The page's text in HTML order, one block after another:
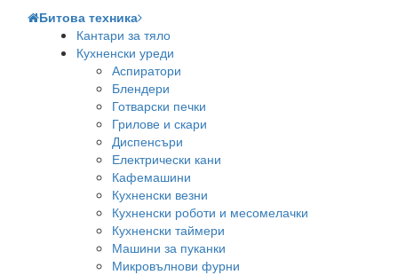
Битова техника
Кантари за тяло
Кухненски уреди
Аспиратори
Блендери
Готварски печки
Грилове и скари
Диспенсъри
Електрически кани
Кафемашини
Кухненски везни
Кухненски роботи и месомелачки
Кухненски таймери
Машини за пуканки
Микровълнови фурни